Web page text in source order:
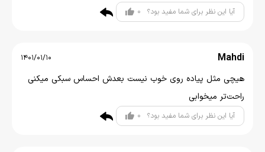
آیا این نظر برای شما مفید بود؟ 0
Mahdi
1401/01/10
هیچی مثل پیاده روی خوب نیست بعدش احساس سبکی میکنی
راحت‌تر میخوابی
آیا این نظر برای شما مفید بود؟ 0